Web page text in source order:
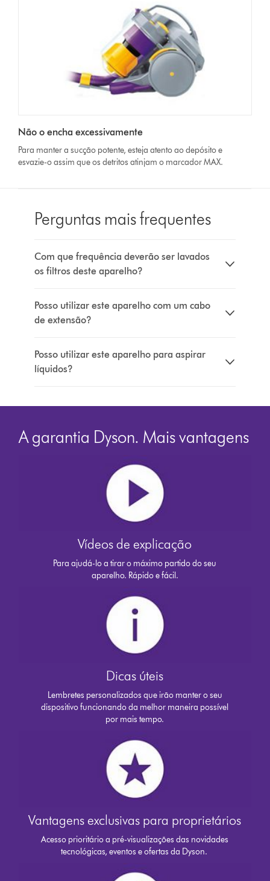
Não o encha excessivamente
Para manter a sucção potente, esteja atento ao depósito e
esvazie-o assim que os detritos atinjam o marcador MAX.
Perguntas mais frequentes
Com que frequência deverão ser lavados
os filtros deste aparelho?
Posso utilizar este aparelho com um cabo
de extensão?
Posso utilizar este aparelho para aspirar
líquidos?
A garantia Dyson. Mais vantagens
Vídeos de explicação
Para ajudá-lo a tirar o máximo partido do seu
aparelho. Rápido e fácil.
Dicas úteis
Lembretes personalizados que irão manter o seu
dispositivo funcionando da melhor maneira possível
por mais tempo.
Vantagens exclusivas para proprietários
Acesso prioritário a pré-visualizações das novidades
tecnológicas, eventos e ofertas da Dyson.